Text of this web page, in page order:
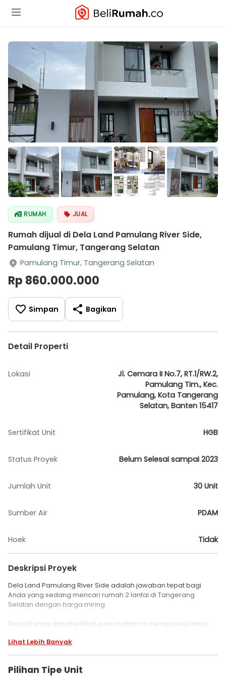
RUMAH JUAL
Rumah dijual di Dela Land Pamulang River Side,
Pamulang Timur, Tangerang Selatan
Pamulang Timur, Tangerang Selatan
Rp 860.000.000
Simpan Bagikan
Detail Properti
Lokasi
Jl. Cemara II No.7, RT.1/RW.2,
Pamulang Tim., Kec.
Pamulang, Kota Tangerang
Selatan, Banten 15417
Sertifikat Unit HGB
Status Proyek Belum Selesai sampai 2023
Jumlah Unit 30 Unit
Sumber Air PDAM
Hoek Tidak
Deskripsi Proyek
Dela Land Pamulang River Side adalah jawaban tepat bagi
Anda yang sedang mencari rumah 2 lantai di Tangerang
Selatan dengan harga miring.
Seperti yang dapat terlihat, perumahan ini mengusung tema
urban masa kini.
berkualitas, hingga fasad dengan tampilan simple and clean
Lihat Lebih Banyak
Pilihan Tipe Unit